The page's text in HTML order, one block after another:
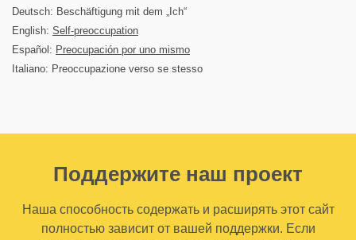
Deutsch: Beschäftigung mit dem „Ich“
English: Self-preoccupation
Español: Preocupación por uno mismo
Italiano: Preoccupazione verso se stesso
Поддержите наш проект
Наша способность содержать и расширять этот сайт
полностью зависит от вашей поддержки. Если